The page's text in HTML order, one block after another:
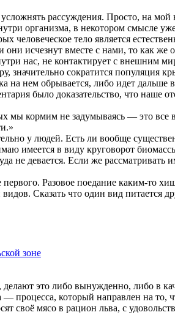
рассуждения. Просто, на
организма, в некотором смысле
человеческое тело является
исчезнут вместе с нами, то как
нас, не контактирует с внешним
значительно сократится популяция
на нем обрывается, либо идет
было доказательство, что наше
мы кормим не задумываясь — это
у людей. Есть ли вообще
имеется в виду круговорот
не девается. Если же рассматривать
Разовое поедание каким-то
Сказать что один вид питается
зоне
это либо вынужденно, либо в
процесса, который направлен на
своё мясо в рацион льва, с